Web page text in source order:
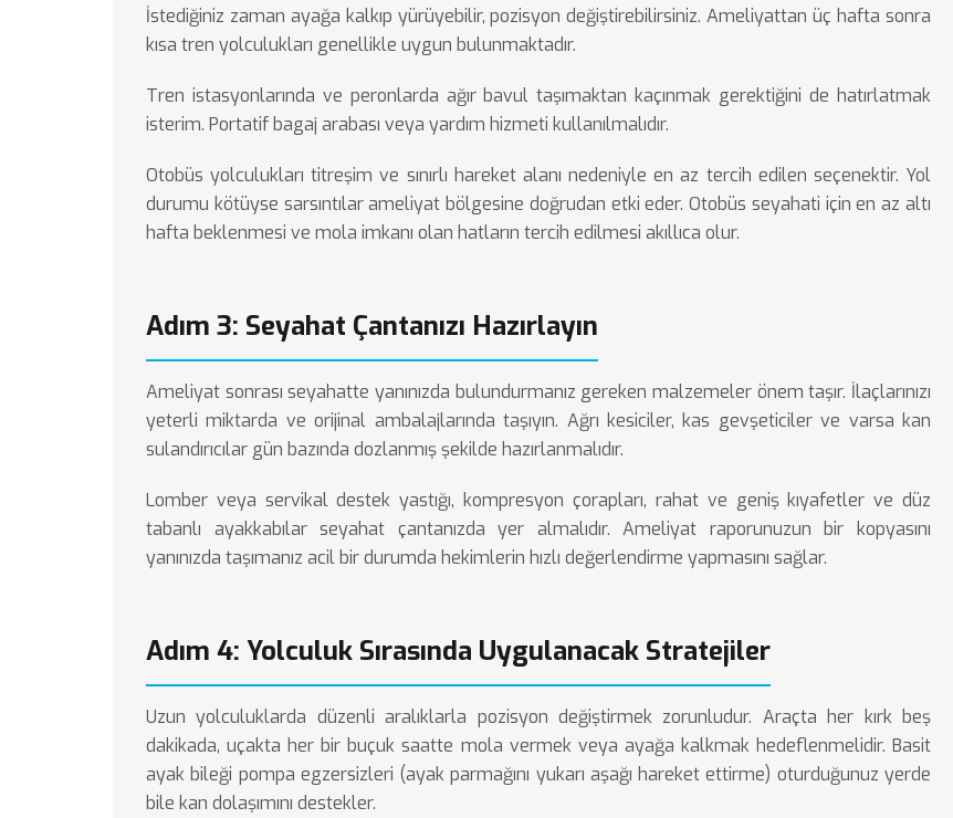
İstediğiniz zaman ayağa kalkıp yürüyebilir, pozisyon değiştirebilirsiniz. Ameliyattan üç hafta sonra
kısa tren yolculukları genellikle uygun bulunmaktadır.
Tren istasyonlarında ve peronlarda ağır bavul taşımaktan kaçınmak gerektiğini de hatırlatmak
isterim. Portatif bagaj arabası veya yardım hizmeti kullanılmalıdır.
Otobüs yolculukları titreşim ve sınırlı hareket alanı nedeniyle en az tercih edilen seçenektir. Yol
durumu kötüyse sarsıntılar ameliyat bölgesine doğrudan etki eder. Otobüs seyahati için en az altı
hafta beklenmesi ve mola imkanı olan hatların tercih edilmesi akıllıca olur.
Adım 3: Seyahat Çantanızı Hazırlayın
Ameliyat sonrası seyahatte yanınızda bulundurmanız gereken malzemeler önem taşır. İlaçlarınızı
yeterli miktarda ve orijinal ambalajlarında taşıyın. Ağrı kesiciler, kas gevşeticiler ve varsa kan
sulandırıcılar gün bazında dozlanmış şekilde hazırlanmalıdır.
Lomber veya servikal destek yastığı, kompresyon çorapları, rahat ve geniş kıyafetler ve düz
tabanlı ayakkabılar seyahat çantanızda yer almalıdır. Ameliyat raporunuzun bir kopyasını
yanınızda taşımanız acil bir durumda hekimlerin hızlı değerlendirme yapmasını sağlar.
Adım 4: Yolculuk Sırasında Uygulanacak Stratejiler
Uzun yolculuklarda düzenli aralıklarla pozisyon değiştirmek zorunludur. Araçta her kırk beş
dakikada, uçakta her bir buçuk saatte mola vermek veya ayağa kalkmak hedeflenmelidir. Basit
ayak bileği pompa egzersizleri (ayak parmağını yukarı aşağı hareket ettirme) oturduğunuz yerde
bile kan dolaşımını destekler.